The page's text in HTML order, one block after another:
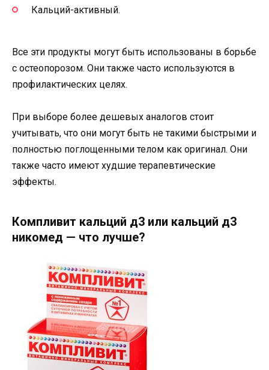
Кальций-активный.
Все эти продукты могут быть использованы в борьбе
с остеопорозом. Они также часто используются в
профилактических целях.
При выборе более дешевых аналогов стоит
учитывать, что они могут быть не такими быстрыми и
полностью поглощенными телом как оригинал. Они
также часто имеют худшие терапевтические
эффекты.
Компливит кальций д3 или кальций д3
никомед — что лучше?